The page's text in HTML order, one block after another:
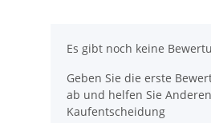
Es gibt noch keine
Geben Sie die erste
ab und helfen Sie
Kaufentscheidung